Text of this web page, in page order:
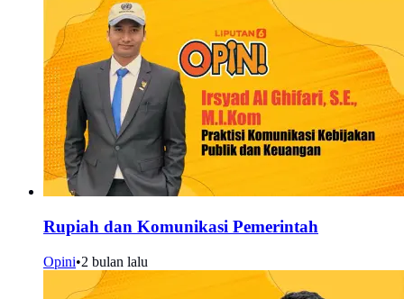
Rupiah dan Komunikasi Pemerintah
Opini•2 bulan lalu